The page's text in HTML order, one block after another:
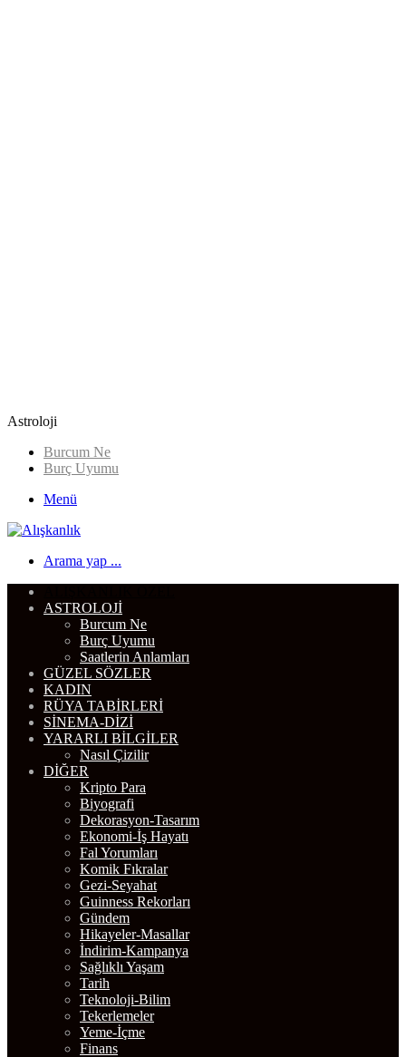
Astroloji
Burcum Ne
Burç Uyumu
Menü
Arama yap ...
ASTROLOJI
Burcum Ne
Burç Uyumu
Saatlerin Anlamları
GÜZEL SÖZLER
KADIN
RÜYA TABIRLERI
SINEMA-DIZI
YARARLI BILGILER
Nasıl Çizilir
DIĞER
Kripto Para
Biyografi
Dekorasyon-Tasarım
Ekonomi-İş Hayatı
Fal Yorumları
Komik Fıkralar
Gezi-Seyahat
Guinness Rekorları
Gündem
Hikayeler-Masallar
İndirim-Kampanya
Sağlıklı Yaşam
Tarih
Teknoloji-Bilim
Tekerlemeler
Yeme-İçme
Finans